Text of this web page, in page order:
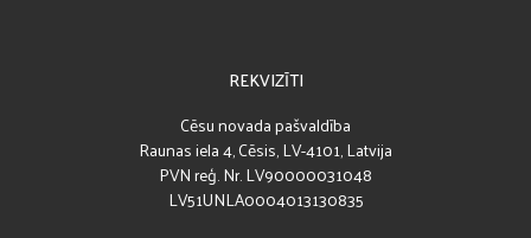
REKVIZĪTI
Cēsu novada pašvaldība
Raunas iela 4, Cēsis, LV-4101, Latvija
PVN reģ. Nr. LV90000031048
LV51UNLA0004013130835